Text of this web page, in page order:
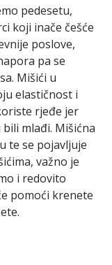
pedesetu,
koji inače češće
poslove,
pa se
Mišići u
elastičnost i
rjeđe jer
mlađi. Mišićna
te se pojavljuje
važno je
i redovito
pomoći krenete